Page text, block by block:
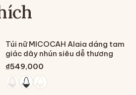
Túi nữ MICOCAH Alaia dáng tam
giác dây nhún siêu dễ thương
₫549,000